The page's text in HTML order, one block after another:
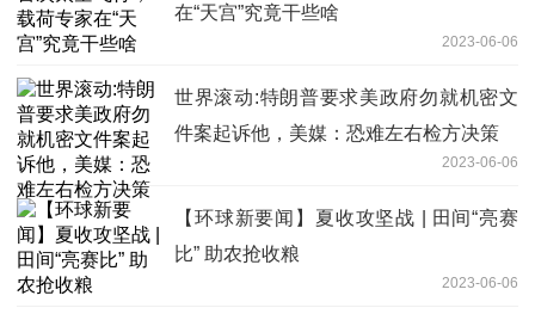
在“天宫”究竟干些啥
2023-06-06
世界滚动:特朗普要求美政府勿就机密文
件案起诉他，美媒：恐难左右检方决策
2023-06-06
【环球新要闻】夏收攻坚战 | 田间“亮赛
比” 助农抢收粮
2023-06-06